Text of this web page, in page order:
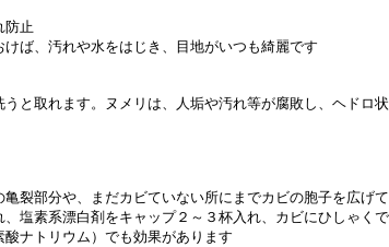
防止
ば、汚れや水をはじき、目地がいつも綺麗です
と取れます。ヌメリは、人垢や汚れ等が腐敗し、ヘドロ
裂部分や、まだカビていない所にまでカビの胞子を広げ
塩素系漂白剤をキャップ２～３杯入れ、カビにひしゃく
ナトリウム）でも効果があります